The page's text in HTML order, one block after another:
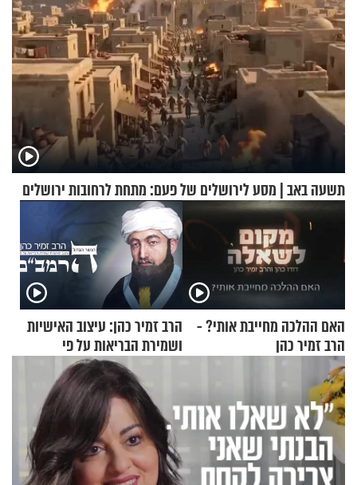
תשעה באב | מסע לירושלים של פעם: מתחת לרחובות ירושלים
האם ההלכה מחייבת אותי? -
הרב זמיר כהן
הרב זמיר כהן: עיצוב האישיות
ושמירת הבריאות על פי
הרמב"ם - פרק 18